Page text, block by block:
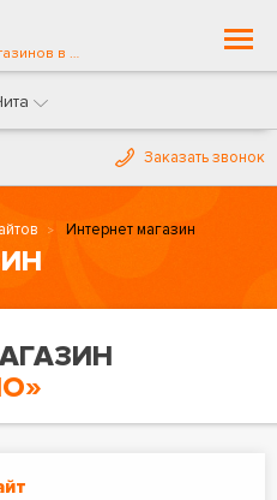
Создание Интернет магазинов в Чите
Заказать звонок
Интернет магазин